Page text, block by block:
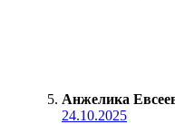
Анжелика
24.10.2025